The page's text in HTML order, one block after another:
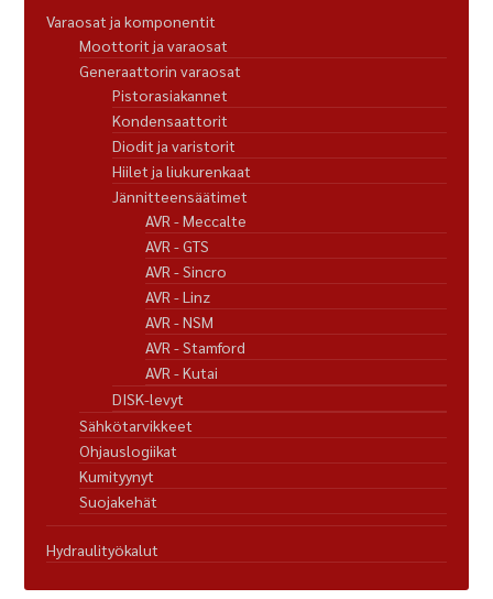
Varaosat ja komponentit
Moottorit ja varaosat
Generaattorin varaosat
Pistorasiakannet
Kondensaattorit
Diodit ja varistorit
Hiilet ja liukurenkaat
Jännitteensäätimet
AVR - Meccalte
AVR - GTS
AVR - Sincro
AVR - Linz
AVR - NSM
AVR - Stamford
AVR - Kutai
DISK-levyt
Sähkötarvikkeet
Ohjauslogiikat
Kumityynyt
Suojakehät
Hydraulityökalut